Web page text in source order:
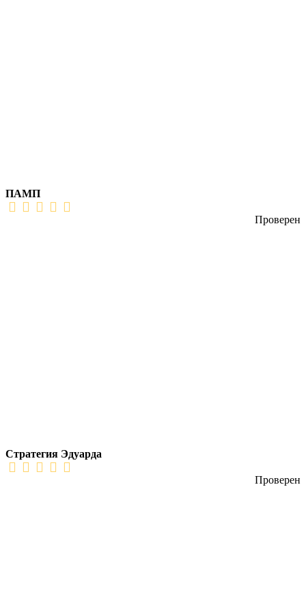
ПАМП
Проверен
Стратегия Эдуарда
Проверен